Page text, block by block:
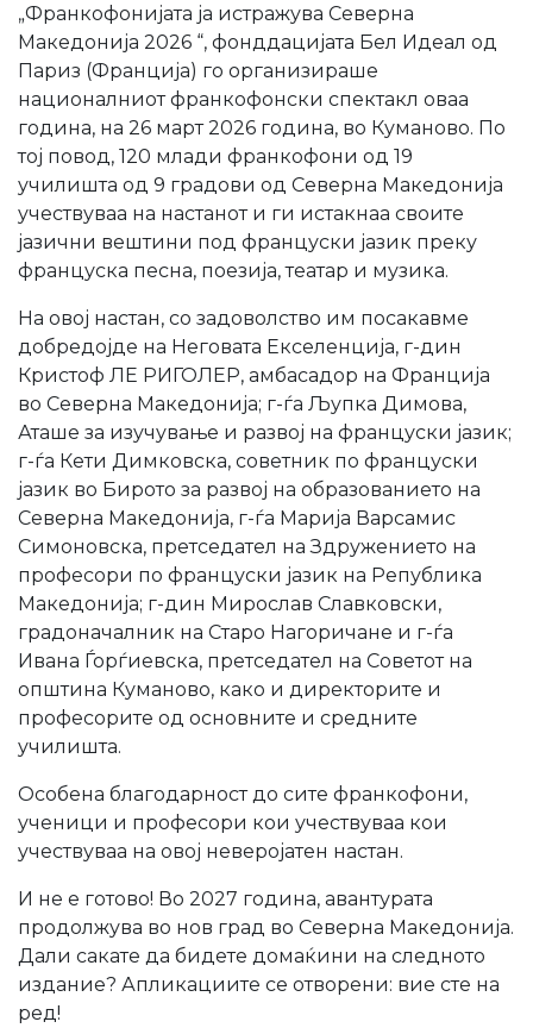
„Франкофонијата ја истражува Северна
Македонија 2026 “, фонддацијата Бел Идеал од
Париз (Франција) го организираше
националниот франкофонски спектакл оваа
година, на 26 март 2026 година, во Куманово. По
тој повод, 120 млади франкофони од 19
училишта од 9 градови од Северна Македонија
учествуваа на настанот и ги истакнаа своите
јазични вештини под француски јазик преку
француска песна, поезија, театар и музика.
На овој настан, со задоволство им посакавме
добредојде на Неговата Екселенција, г-дин
Кристоф ЛЕ РИГОЛЕР, амбасадор на Франција
во Северна Македонија; г-ѓа Љупка Димова,
Аташе за изучување и развој на француски јазик;
г-ѓа Кети Димковска, советник по француски
јазик во Бирото за развој на образованието на
Северна Македонија, г-ѓа Марија Варсамис
Симоновска, претседател на Здружението на
професори по француски јазик на Република
Македонија; г-дин Мирослав Славковски,
градоначалник на Старо Нагоричане и г-ѓа
Ивана Ѓорѓиевска, претседател на Советот на
општина Куманово, како и директорите и
професорите од основните и средните
училишта.
Особена благодарност до сите франкофони,
ученици и професори кои учествуваа кои
учествуваа на овој неверојатен настан.
И не е готово! Во 2027 година, авантурата
продолжува во нов град во Северна Македонија.
Дали сакате да бидете домаќини на следното
издание? Апликациите се отворени: вие сте на
ред!